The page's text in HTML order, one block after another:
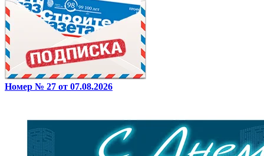
Номер № 27 от 07.08.2026